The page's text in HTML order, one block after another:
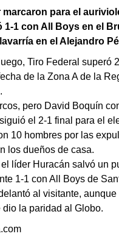
para el
1-1 con All Boys en el
en el Alejandro
Tiro Federal superó
de la Zona A de la
pero David Boquín
el 2-1 final para el
10 hombres por las
los dueños de casa.
líder Huracán salvó un
1-1 con All Boys de
al visitante,
la paridad al Globo.